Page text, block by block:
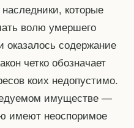
которые
волю умершего
содержание
четко обозначает
коих недопустимо.
имуществе —
имеют неоспоримое